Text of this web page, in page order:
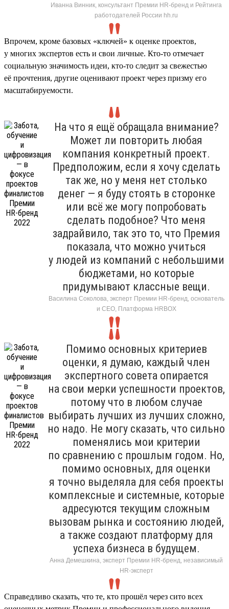
Иванна Винник, консультант Премии HR-бренд и Рейтинга
работодателей России hh.ru
Впрочем, кроме базовых «ключей» к оценке проектов,
у многих экспертов есть и свои личные. Кто-то отмечает
социальную значимость идеи, кто-то следит за свежестью
её прочтения, другие оценивают проект через призму его
масштабируемости.
На что я ещё обращала внимание?
Может ли повторить любая
компания конкретный проект.
Предположим, если я хочу сделать
так же, но у меня нет столько
денег — я буду стоять в сторонке
или всё же могу попробовать
сделать подобное? Что меня
задрайвило, так это то, что Премия
показала, что можно учиться
у людей из компаний с небольшими
бюджетами, но которые
придумывают классные вещи.
Василина Соколова, эксперт Премии HR-бренд, основатель
и CEO, Платформа HRBOХ
Помимо основных критериев
оценки, я думаю, каждый член
экспертного совета опирается
на свои мерки успешности проектов,
потому что в любом случае
выбирать лучших из лучших сложно,
но надо. Не могу сказать, что сильно
поменялись мои критерии
по сравнению с прошлым годом. Но,
помимо основных, для оценки
я точно выделяла для себя проекты
комплексные и системные, которые
адресуются текущим сложным
вызовам рынка и состоянию людей,
а также создают платформу для
успеха бизнеса в будущем.
Анна Демешкина, эксперт Премии HR-бренд, независимый
HR-эксперт
Справедливо сказать, что те, кто прошёл через сито всех